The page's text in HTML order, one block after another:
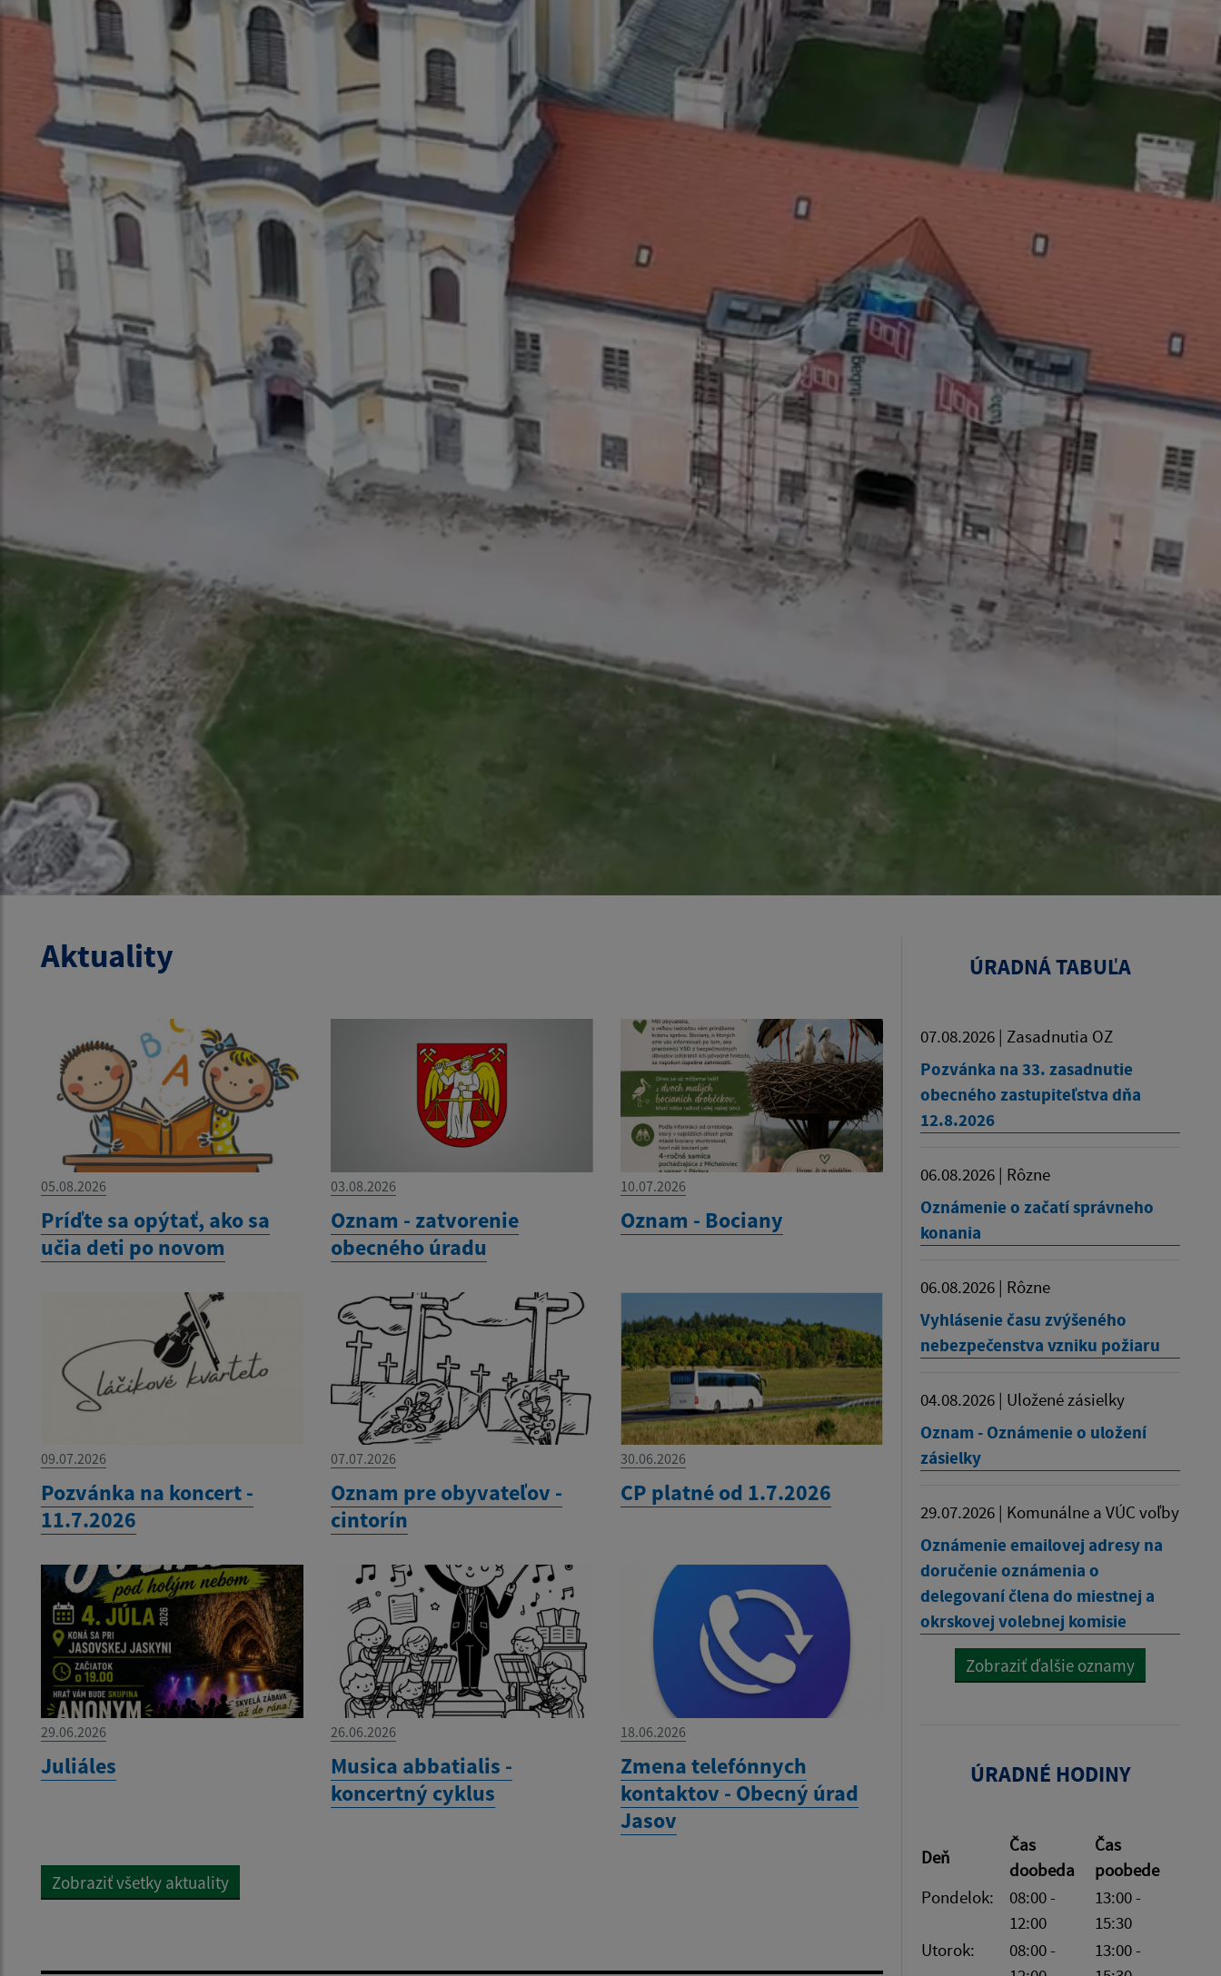
Aktuality
05.08.2026
Príďte sa opýtať, ako sa
učia deti po novom
03.08.2026
Oznam - zatvorenie
obecného úradu
10.07.2026
Oznam - Bociany
09.07.2026
Pozvánka na koncert -
11.7.2026
07.07.2026
Oznam pre obyvateľov -
cintorín
30.06.2026
CP platné od 1.7.2026
29.06.2026
Juliáles
26.06.2026
Musica abbatialis -
koncertný cyklus
18.06.2026
Zmena telefónnych
kontaktov - Obecný úrad
Jasov
Zobraziť všetky aktuality
ÚRADNÁ TABUĽA
07.08.2026 | Zasadnutia OZ
Pozvánka na 33. zasadnutie
obecného zastupiteľstva dňa
12.8.2026
06.08.2026 | Rôzne
Oznámenie o začatí správneho
konania
06.08.2026 | Rôzne
Vyhlásenie času zvýšeného
nebezpečenstva vzniku požiaru
04.08.2026 | Uložené zásielky
Oznam - Oznámenie o uložení
zásielky
29.07.2026 | Komunálne a VÚC voľby
Oznámenie emailovej adresy na
doručenie oznámenia o
delegovaní člena do miestnej a
okrskovej volebnej komisie
Zobraziť ďalšie oznamy
ÚRADNÉ HODINY
Deň
Čas
doobeda
Čas
poobede
Pondelok:
08:00 -
12:00
13:00 -
15:30
Utorok:
08:00 -
13:00 -